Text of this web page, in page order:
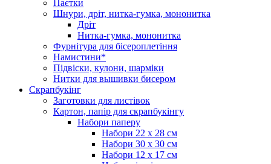
Паєтки
Шнури, дріт, нитка-гумка, мононитка
Дріт
Нитка-гумка, мононитка
Фурнітура для бісероплетіння
Намистини*
Підвіски, кулони, шарміки
Нитки для вышивки бисером
Скрапбукінг
Заготовки для листівок
Картон, папір для скрапбукінгу
Набори паперу
Набори 22 х 28 см
Набори 30 х 30 см
Набори 12 х 17 см